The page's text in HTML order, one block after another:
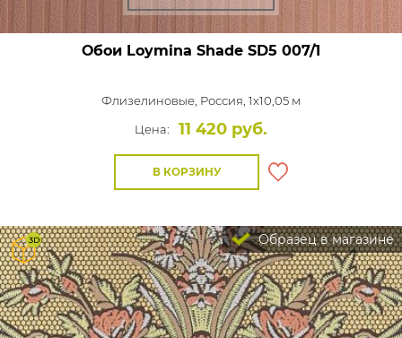
Обои Loymina Shade SD5 007/1
Флизелиновые, Россия, 1x10,05 м
Цена:
11 420 руб.
В КОРЗИНУ
Образец в магазине